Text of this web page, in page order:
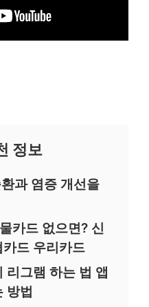
정보
과 염증 개선을
카드 없으면? 신
드 우리카드
리그램 하는 법 앱
방법